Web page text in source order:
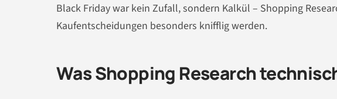
Black Friday war kein Zufall, sondern Kalkül – Shopping
Kaufentscheidungen besonders knifflig werden.
Was Shopping Research